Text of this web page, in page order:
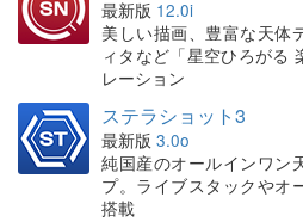
最新版 12.0i
美しい描画、豊富な天体
ィタなど「星空ひろがる
レーション
ステラショット3
最新版 3.0o
純国産のオールインワン
プ。ライブスタックやオ
搭載